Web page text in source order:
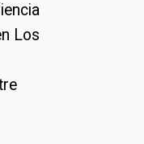
Los